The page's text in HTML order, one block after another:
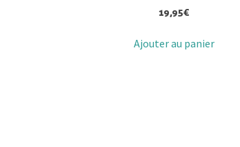
19,95€
Ajouter au panier